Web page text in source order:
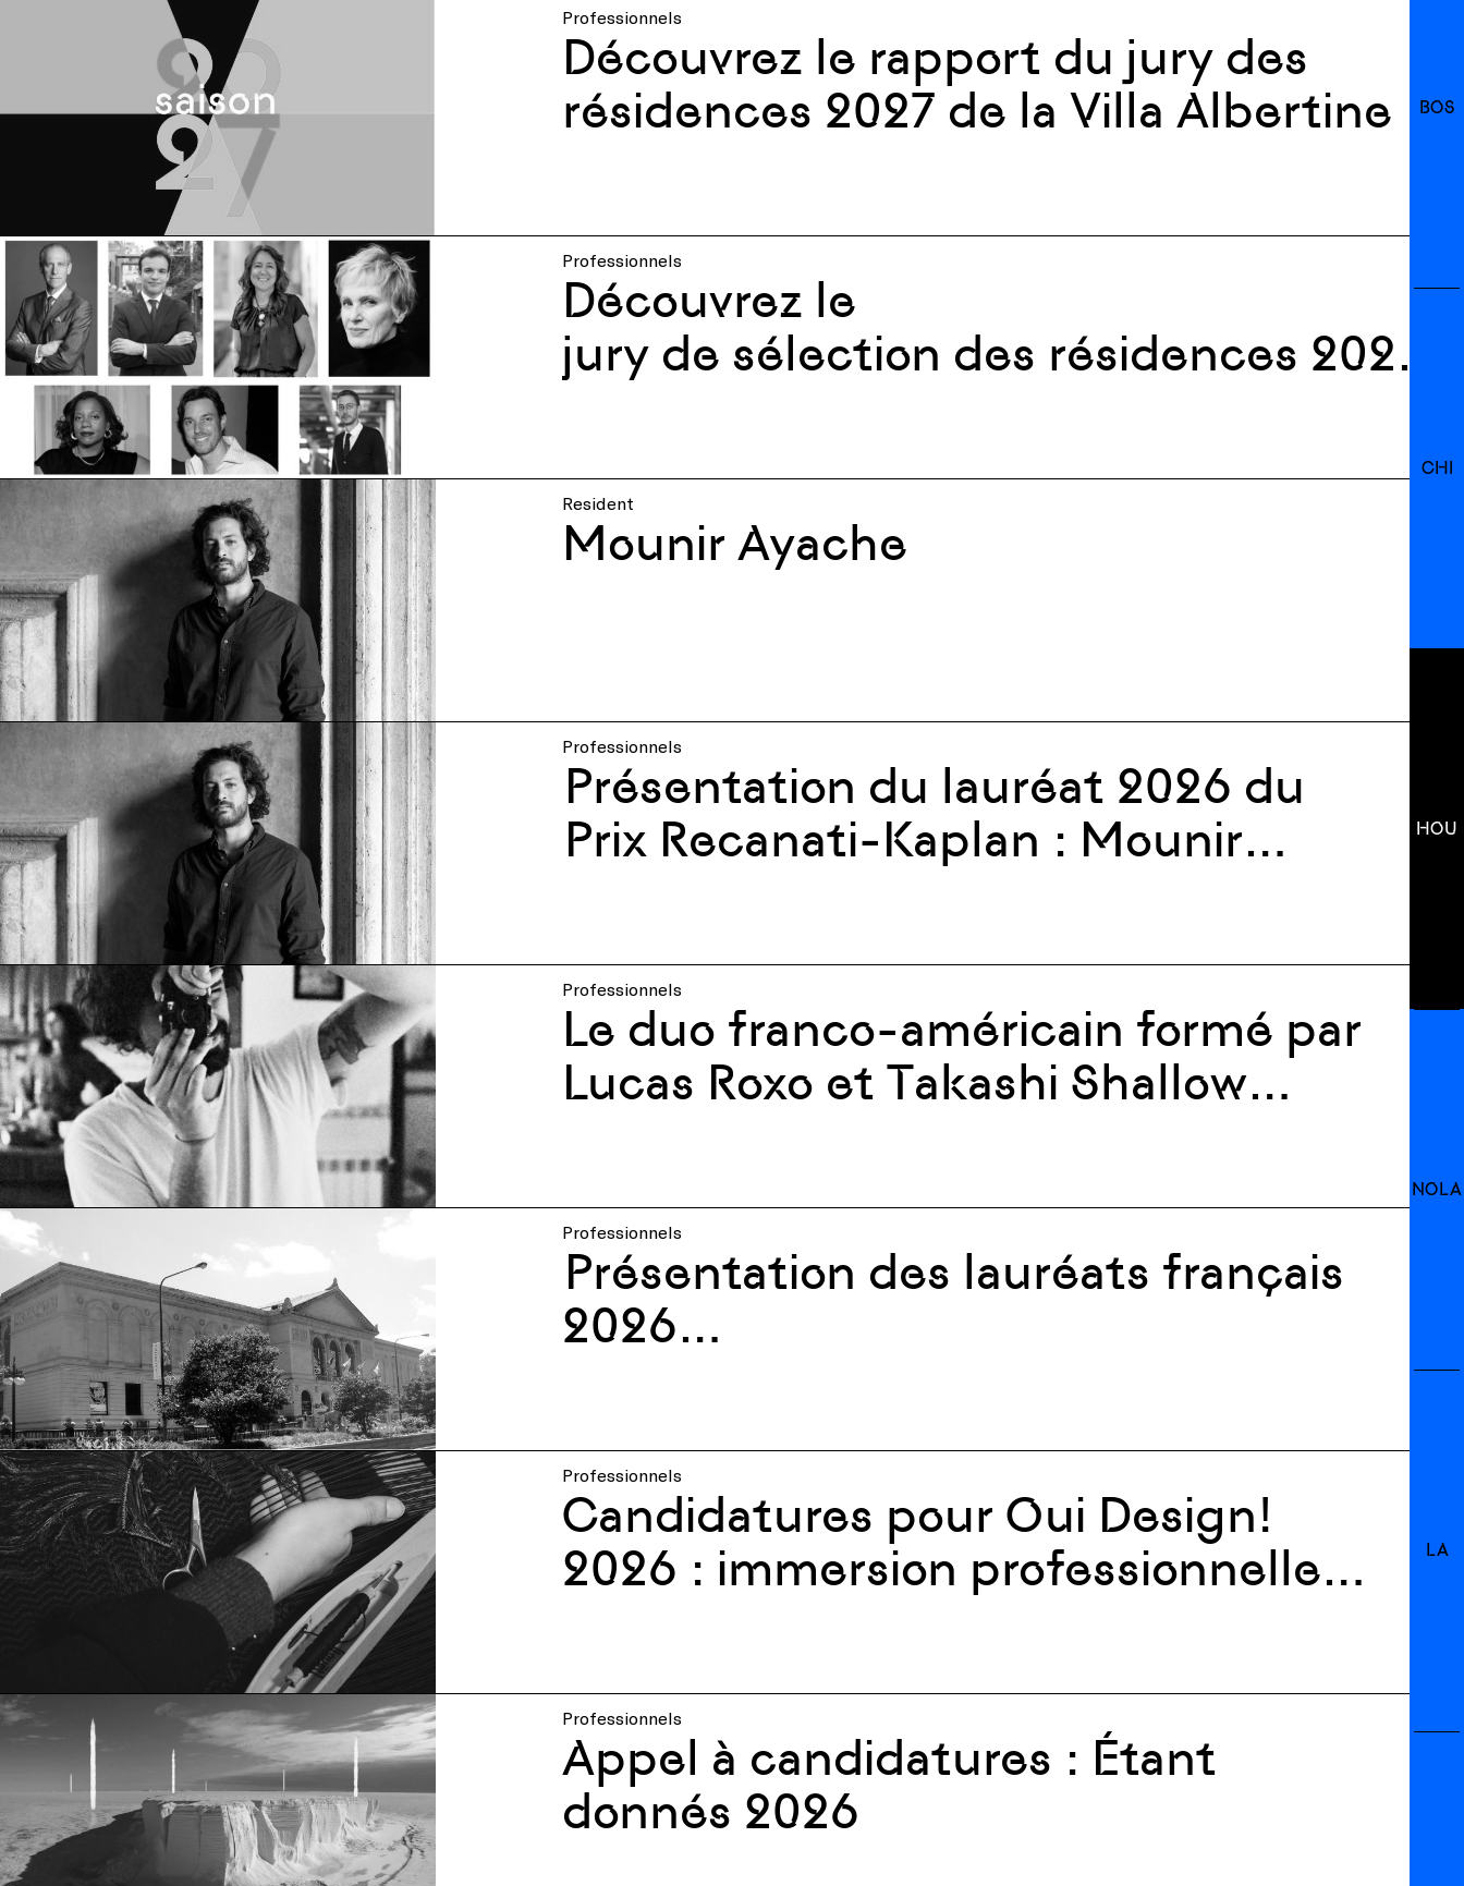
BOS
CHI
HOU
NOLA
LA
Professionnels
Découvrez le rapport du jury des
résidences 2027 de la Villa Albertine
Professionnels
Découvrez le
jury de sélection des résidences 2027
Resident
Mounir Ayache
Professionnels
Présentation du lauréat 2026 du
Prix Recanati-Kaplan : Mounir
Professionnels
Le duo franco-américain formé par
Lucas Roxo et Takashi Shallow
Professionnels
Présentation des lauréats français
2026
Professionnels
Candidatures pour Oui Design!
2026 : immersion professionnelle
Professionnels
Appel à candidatures : Étant
donnés 2026